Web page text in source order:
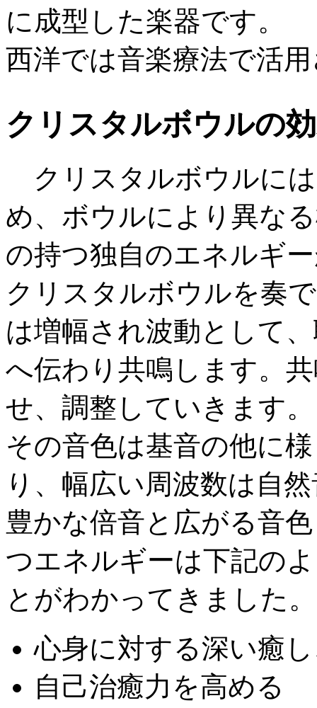
に成型した楽器です。
西洋では音楽療法で活
クリスタルボウルの
クリスタルボウルに
め、ボウルにより異な
の持つ独自のエネルギ
クリスタルボウルを奏
は増幅され波動として
へ伝わり共鳴します。
せ、調整していきます。
その音色は基音の他に
り、幅広い周波数は自
豊かな倍音と広がる音
つエネルギーは下記の
とがわかってきました。
心身に対する深い癒
自己治癒力を高める